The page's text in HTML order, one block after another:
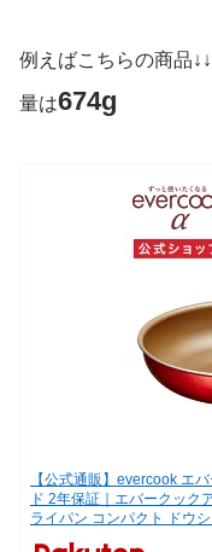
例えばこちらの商品
量は674g
【公式通販】evercook エ
ド 2年保証｜エバークック
ライパン コンパクト ドウ